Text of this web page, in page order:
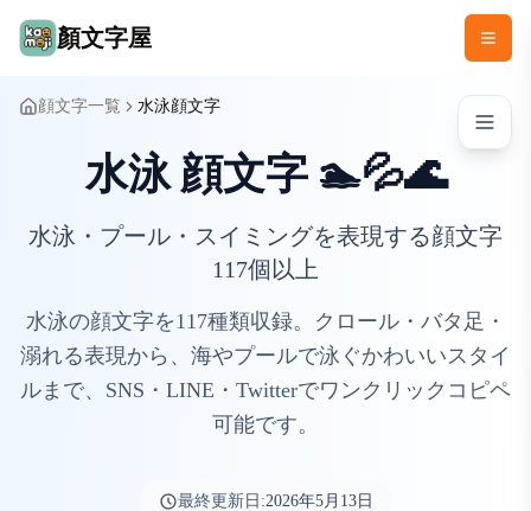
顏文字屋
顔文字一覧 水泳顔文字
水泳 顔文字 🏊💦🌊
水泳・プール・スイミングを表現する顔文字
117個以上
水泳の顔文字を117種類収録。クロール・バタ足・
溺れる表現から、海やプールで泳ぐかわいいスタイ
ルまで、SNS・LINE・Twitterでワンクリックコピペ
可能です。
最終更新日:2026年5月13日